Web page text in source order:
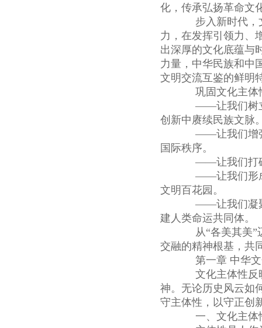
化，传承弘扬革命文
步入新时代，文
力，在发挥引领力、
出深厚的文化底蕴与
力量，中华民族和中
文明交流互鉴的鲜明
巩固文化主体
——让我们树立
创新中赓续民族文脉
——让我们增强
国际秩序。
——让我们打破“
——让我们形成
文明百花园。
——让我们凝聚
建人类命运共同体。
从“各美其美”迈
交融的精神根基，共
第一章 中华文
文化主体性反映
神。无论历史风云如
守主体性，以守正创
一、文化主体